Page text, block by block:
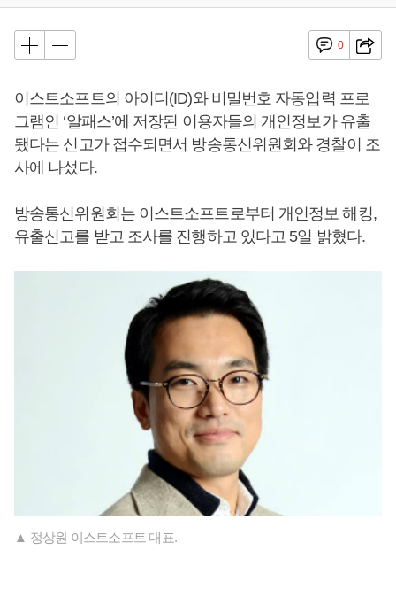
0
이스트소프트의 아이디(ID)와 비밀번호 자동입력 프로
그램인 ‘알패스’에 저장된 이용자들의 개인정보가 유출
됐다는 신고가 접수되면서 방송통신위원회와 경찰이 조
사에 나섰다.
방송통신위원회는 이스트소프트로부터 개인정보 해킹,
유출신고를 받고 조사를 진행하고 있다고 5일 밝혔다.
▲ 정상원 이스트소프트 대표.